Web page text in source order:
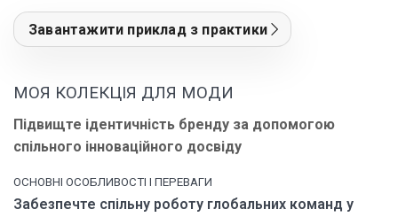
Завантажити приклад з практики
МОЯ КОЛЕКЦІЯ ДЛЯ МОДИ
Підвищте ідентичність бренду за допомогою
спільного інноваційного досвіду
ОСНОВНІ ОСОБЛИВОСТІ І ПЕРЕВАГИ
Забезпечте спільну роботу глобальних команд у